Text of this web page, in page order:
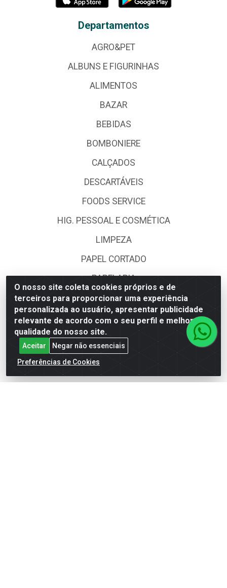
O nosso site coleta cookies próprios e de
terceiros para proporcionar uma experiência
personalizada ao usuário, apresentar publicidade
relevante de acordo com o seu perfil e melhorar a
qualidade do nosso site.
Aceitar
Negar não essenciais
Preferências de Cookies
Departamentos
AGRO&PET
ALBUNS E FIGURINHAS
ALIMENTOS
BAZAR
BEBIDAS
BOMBONIERE
CALÇADOS
DESCARTÁVEIS
FOODS SERVICE
HIG. PESSOAL E COSMÉTICA
LIMPEZA
PAPEL CORTADO
PAPELARIA
UTILIDADES DOMÉSTICAS
Fale Conosco
(62) 4014-4700
suporte@goiasatacado.com.br